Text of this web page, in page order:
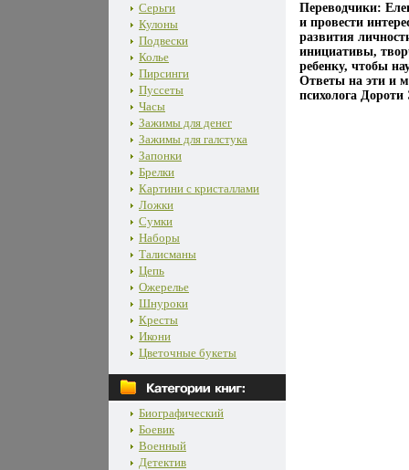
Серьги
Кулоны
Подвески
Колье
Пирсинги
Пуссеты
Часы
Зажимы для денег
Зажимы для галстука
Запонки
Брелки
Картини с кристаллами
Ложки
Сумки
Наборы
Талисманы
Цепь
Ожерелье
Шнуроки
Кресты
Икони
Цветочные букеты
Биографический
Боевик
Военный
Детектив
Переводчики:
и провести
развития
инициативы,
ребенку, чтобы
Ответы на эти и
психолога